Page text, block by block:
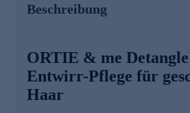
schonend und minimiert Spliss.
Beschreibung
ORTIE & me Detangle
Entwirr-Pflege für
Haar